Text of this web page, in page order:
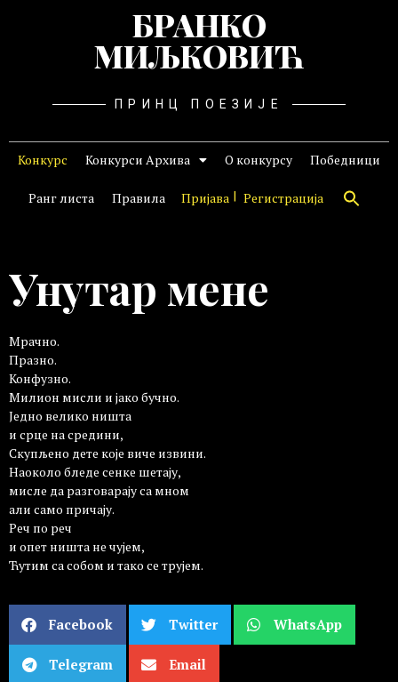
БРАНКО
МИЉКОВИЋ
ПРИНЦ ПОЕЗИЈЕ
Конкурс Конкурси Архива О конкурсу Победници
Ранг листа Правила Пријава Регистрација
Унутар мене
Мрачно.
Празно.
Конфузно.
Милион мисли и јако бучно.
Једно велико ништа
и срце на средини,
Скупљено дете које виче извини.
Наоколо бледе сенке шетају,
мисле да разговарају са мном
али само причају.
Реч по реч
и опет ништа не чујем,
Ћутим са собом и тако се трујем.
Facebook Twitter WhatsApp
Telegram Email